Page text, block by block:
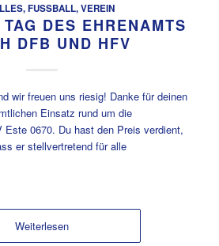
,FUSSBALL ,VEREIN
DES EHRENAMTS
DFB UND HFV
wir freuen uns riesig! Danke für deinen
Einsatz rund um die
Este 0670. Du hast den Preis verdient,
er stellvertretend für alle
Weiterlesen